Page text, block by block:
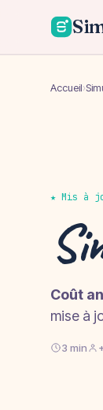
Accueil›
★ Mis à
Coût
mise à
3 min